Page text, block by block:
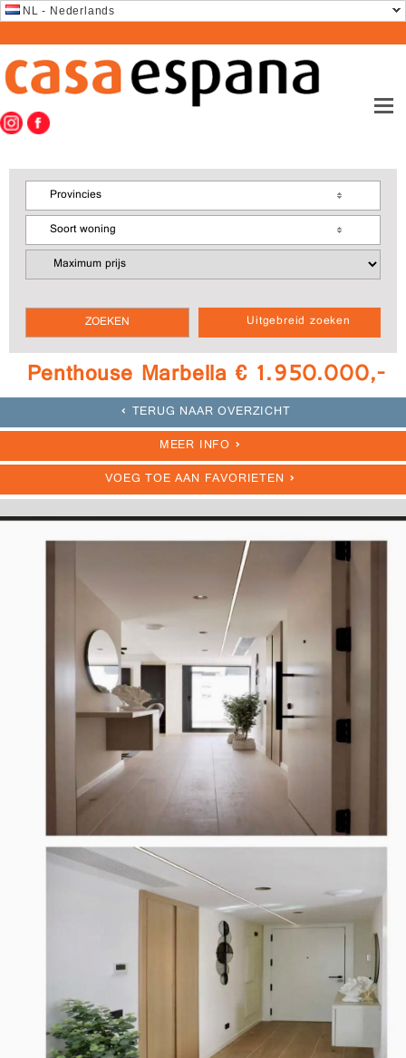
NL - Nederlands
Uitgebreid zoeken
Provincies
Soort woning
Penthouse Marbella € 1.950.000,-
TERUG NAAR OVERZICHT
MEER INFO
VOEG TOE AAN FAVORIETEN